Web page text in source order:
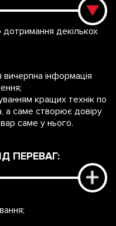
декількох
вичерпна інформація
кращих технік по
а саме створює довіру
саме у нього.
ПЕРЕВАГ: